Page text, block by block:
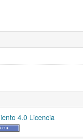
4.0 Licencia